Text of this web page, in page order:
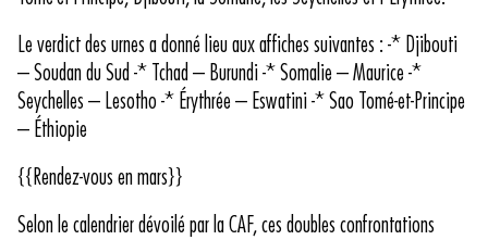
Le verdict des urnes a donné lieu aux affiches suivantes : -* Djibouti
– Soudan du Sud -* Tchad – Burundi -* Somalie – Maurice -*
Seychelles – Lesotho -* Érythrée – Eswatini -* Sao Tomé-et-Principe
– Éthiopie
{{Rendez-vous en mars}}
Selon le calendrier dévoilé par la CAF, ces doubles confrontations